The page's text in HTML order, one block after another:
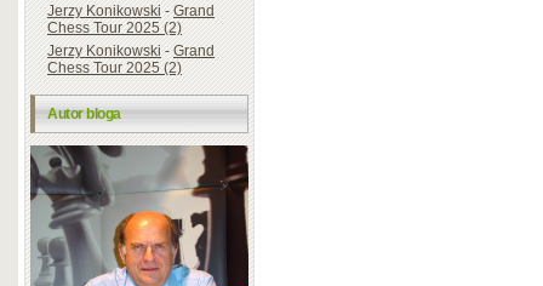
Jerzy Konikowski-Grand
Chess Tour 2025 (2)
Jerzy Konikowski-Grand
Chess Tour 2025 (2)
Autor bloga